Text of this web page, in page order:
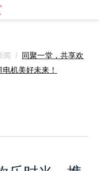
闻 /
同聚一堂，共享欢
机美好未来！